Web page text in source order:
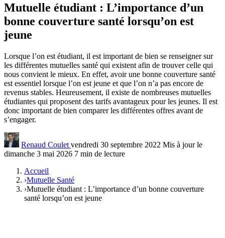
Mutuelle étudiant : L’importance d’un
bonne couverture santé lorsqu’on est
jeune
Lorsque l’on est étudiant, il est important de bien se renseigner sur
les différentes mutuelles santé qui existent afin de trouver celle qui
nous convient le mieux. En effet, avoir une bonne couverture santé
est essentiel lorsque l’on est jeune et que l’on n’a pas encore de
revenus stables. Heureusement, il existe de nombreuses mutuelles
étudiantes qui proposent des tarifs avantageux pour les jeunes. Il est
donc important de bien comparer les différentes offres avant de
s’engager.
Renaud Coulet vendredi 30 septembre 2022 Mis à jour le
dimanche 3 mai 2026 7 min de lecture
Accueil
›Mutuelle Santé
›Mutuelle étudiant : L’importance d’un bonne couverture
santé lorsqu’on est jeune